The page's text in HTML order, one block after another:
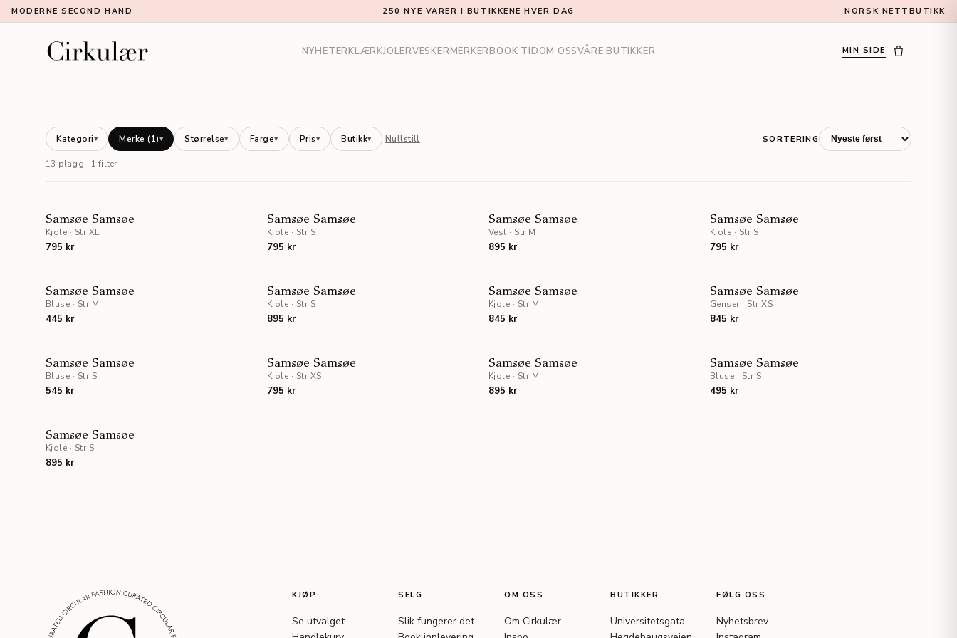
MODERNE SECOND HAND 250 NYE VARER I BUTIKKENE HVER DAG NORSK NETTBUTIKK
NYHETERKLÆRKJOLERVESKERMERKERBOOK TIDOM OSSVÅRE BUTIKKER MIN SIDE
Kategori▾ Merke (1)▾ Størrelse▾ Farge▾ Pris▾ Butikk▾ Nullstill SORTERING
13 plagg · 1 filter
Samsøe Samsøe
Kjole · Str XL
795 kr
Samsøe Samsøe
Kjole · Str S
795 kr
Samsøe Samsøe
Vest · Str M
895 kr
Samsøe Samsøe
Kjole · Str S
795 kr
Samsøe Samsøe
Bluse · Str M
445 kr
Samsøe Samsøe
Kjole · Str S
895 kr
Samsøe Samsøe
Kjole · Str M
845 kr
Samsøe Samsøe
Genser · Str XS
845 kr
Samsøe Samsøe
Bluse · Str S
545 kr
Samsøe Samsøe
Kjole · Str XS
795 kr
Samsøe Samsøe
Kjole · Str M
895 kr
Samsøe Samsøe
Bluse · Str S
495 kr
Samsøe Samsøe
Kjole · Str S
895 kr
KJØP
Se utvalget
SELG
Slik fungerer det
OM OSS
Om Cirkulær
BUTIKKER
Universitetsgata
FØLG OSS
Nyhetsbrev